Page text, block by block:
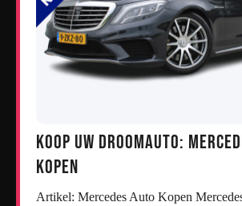
Koop uw droomauto:
kopen
Artikel: Mercedes Auto Kopen Mercedes Auto Kopen: